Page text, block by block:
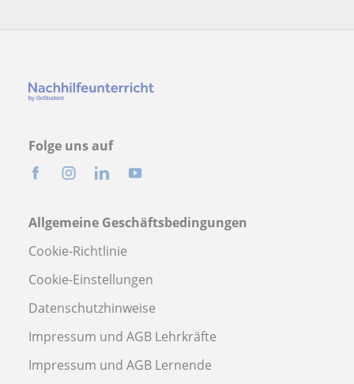
Folge uns auf
Allgemeine Geschäftsbedingungen
Cookie-Richtlinie
Cookie-Einstellungen
Datenschutzhinweise
Impressum und AGB Lehrkräfte
Impressum und AGB Lernende